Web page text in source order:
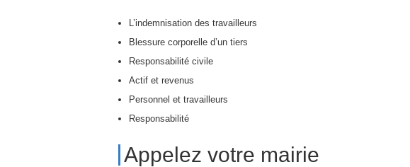
L’indemnisation des travailleurs
Blessure corporelle d’un tiers
Responsabilité civile
Actif et revenus
Personnel et travailleurs
Responsabilité
Appelez votre mairie